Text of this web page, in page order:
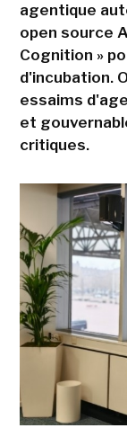
agentique
open source
Cognition »
d'incubation.
essaims
et
critiques.